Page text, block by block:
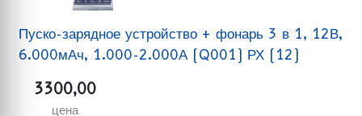
Пуско-зарядное устройство + фонарь 3 в 1, 12В,
6.000мАч, 1.000-2.000А (Q001) РХ (12)
3300,00
цена